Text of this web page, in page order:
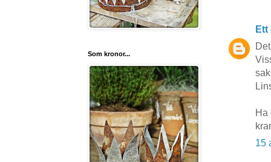
Ha
15
Som kronor...